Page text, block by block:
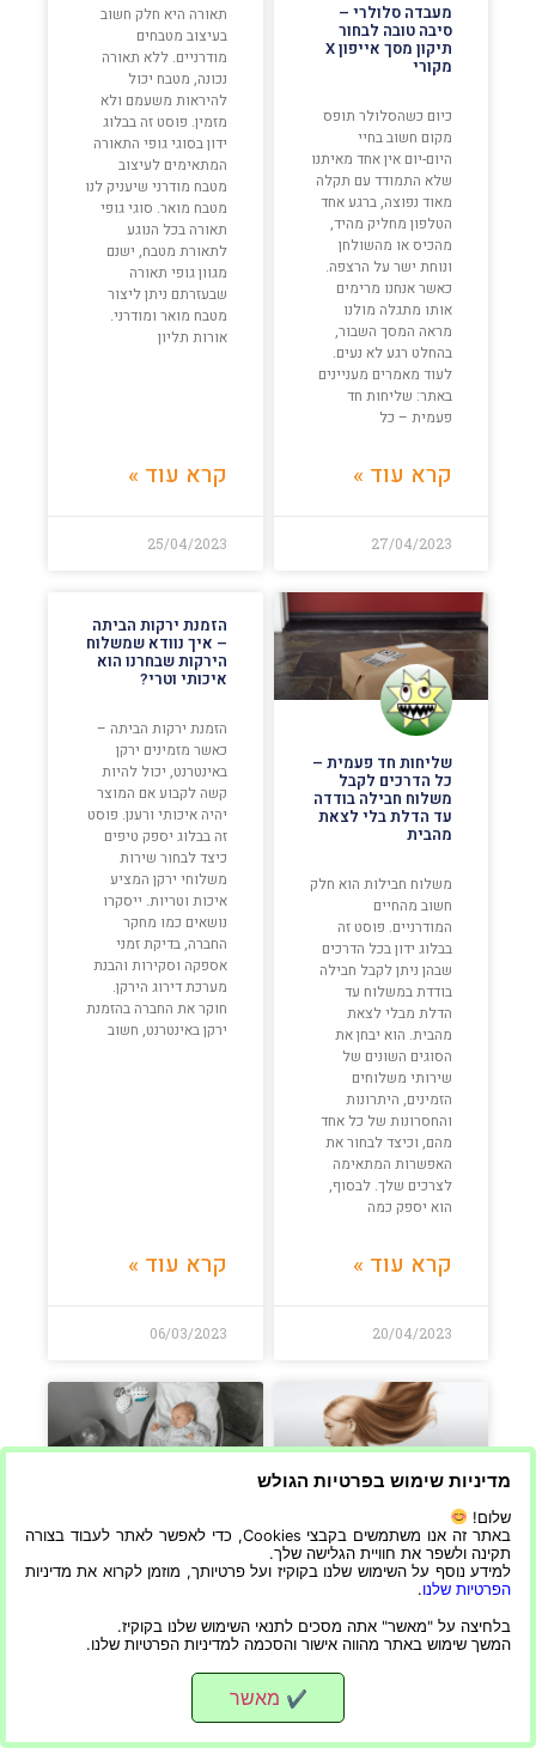
מעבדה סלולרי –
סיבה טובה לבחור
תיקון מסך אייפון X
מקורי
כיום כשהסלולר תופס
מקום חשוב בחיי
היום-יום אין אחד מאיתנו
שלא התמודד עם תקלה
מאוד נפוצה, ברגע אחד
הטלפון מחליק מהיד,
מהכיס או מהשולחן
ונוחת ישר על הרצפה.
כאשר אנחנו מרימים
אותו מתגלה מולנו
מראה המסך השבור,
בהחלט רגע לא נעים.
לעוד מאמרים מעניינים
באתר: שליחות חד
פעמית – כל
קרא עוד »
27/04/2023
תאורה היא חלק חשוב
בעיצוב מטבחים
מודרניים. ללא תאורה
נכונה, מטבח יכול
להיראות משעמם ולא
מזמין. פוסט זה בבלוג
ידון בסוגי גופי התאורה
המתאימים לעיצוב
מטבח מודרני שיעניק לנו
מטבח מואר. סוגי גופי
תאורה בכל הנוגע
לתאורת מטבח, ישנם
מגוון גופי תאורה
שבעזרתם ניתן ליצור
מטבח מואר ומודרני.
אורות תליון
קרא עוד »
25/04/2023
שליחות חד פעמית –
כל הדרכים לקבל
משלוח חבילה בודדה
עד הדלת בלי לצאת
מהבית
משלוח חבילות הוא חלק
חשוב מהחיים
המודרניים. פוסט זה
בבלוג ידון בכל הדרכים
שבהן ניתן לקבל חבילה
בודדת במשלוח עד
הדלת מבלי לצאת
מהבית. הוא יבחן את
הסוגים השונים של
שירותי משלוחים
הזמינים, היתרונות
והחסרונות של כל אחד
מהם, וכיצד לבחור את
האפשרות המתאימה
לצרכים שלך. לבסוף,
הוא יספק כמה
קרא עוד »
20/04/2023
הזמנת ירקות הביתה
– איך נוודא שמשלוח
הירקות שבחרנו הוא
איכותי וטרי?
הזמנת ירקות הביתה –
כאשר מזמינים ירקן
באינטרנט, יכול להיות
קשה לקבוע אם המוצר
יהיה איכותי ורענן. פוסט
זה בבלוג יספק טיפים
כיצד לבחור שירות
משלוחי ירקן המציע
איכות וטריות. ייסקרו
נושאים כמו מחקר
החברה, בדיקת זמני
אספקה וסקירות והבנת
מערכת דירוג הירקן.
חוקר את החברה בהזמנת
ירקן באינטרנט, חשוב
קרא עוד »
06/03/2023
החלקת חימר – מהי
שיטת ההחלקה הזאת
ומה היתרונות שלה
החלקת חימר – מהי
שיטת ההחלקה הזאת
והחסרונות החלקת
שיער עם חימר היא
כל התשובות איך
לדעת שהנדנדה
המלצות מלקוחות
קודמים
התשובות איך לדעת
מדיניות שימוש בפרטיות הגולש
שלום!
באתר זה אנו משתמשים בקבצי Cookies, כדי לאפשר לאתר לעבוד בצורה
תקינה ולשפר את חוויית הגלישה שלך.
למידע נוסף על השימוש שלנו בקוקיז ועל פרטיותך, מוזמן לקרוא את מדיניות
הפרטיות שלנו.
בלחיצה על "מאשר" אתה מסכים לתנאי השימוש שלנו בקוקיז.
המשך שימוש באתר מהווה אישור והסכמה למדיניות הפרטיות שלנו.
✔ מאשר